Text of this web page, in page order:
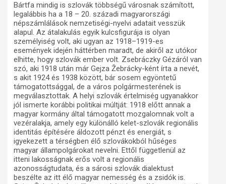
Bártfa mindig is szlovák többségű városnak számított,
legalábbis ha a 18 – 20. századi magyarországi
népszámlálások nemzetiségi-nyelvi adatait vesszük
alapul. Az átalakulás egyik kulcsfigurája is olyan
személyiség volt, aki ugyan az 1918–1919-es
események idején háttérben maradt, de akiről az utókor
elhitte, hogy szlovák ember volt. Zsebráczky Gézáról van
szó, aki 1918 után már Gejza Žebrácky-ként írta a nevét,
s akit 1924 és 1938 között, bár sosem egyöntetű
támogatottsággal, de a város polgármesterének is
megválasztottak. A helyi szlovák értelmiség ugyanakkor
jól ismerte korábbi politikai múltját: 1918 előtt annak a
magyar kormány által támogatott mozgalomnak volt a
vezéralakja, amely egy különálló kelet-szlovák regionális
identitás építésére áldozott pénzt és energiát, s
igyekezett a térségben élő szlovákokból hűséges
magyar állampolgárokat nevelni. Ettől függetlenül az
itteni lakosságnak erős volt a regionális
azonosságtudata, és a sárosi szlovák dialektust
beszélte az itt élő magyar nemesség és a zsidók is.